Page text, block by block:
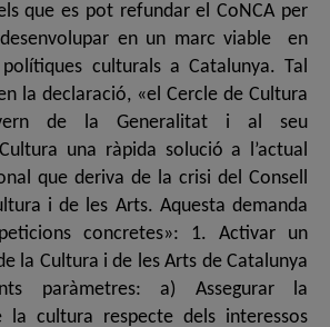
que es pot refundar el CoNCA per
en un marc viable en
culturals a Catalunya. Tal
la declaració, «el Cercle de Cultura
de la Generalitat i al seu
una ràpida solució a l’actual
que deriva de la crisi del Consell
i de les Arts. Aquesta demanda
concretes»: 1. Activar un
la Cultura i de les Arts de Catalunya
paràmetres: a) Assegurar la
la cultura respecte dels interessos